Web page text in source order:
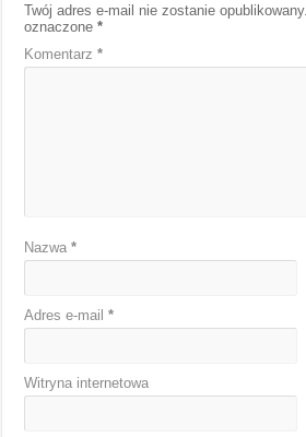
Twój adres e-mail nie zostanie opublikowany.
oznaczone*
Komentarz*
Nazwa*
Adres e-mail*
Witryna internetowa